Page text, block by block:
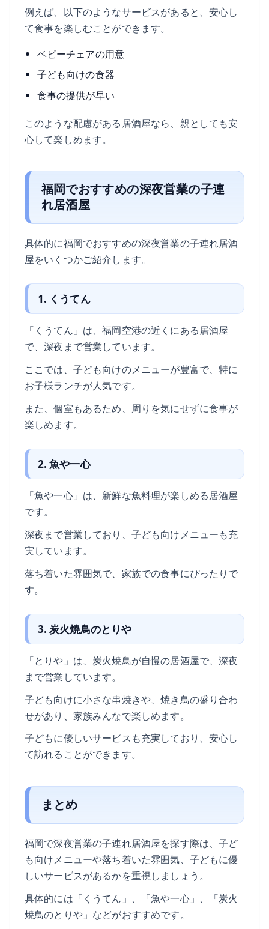
例えば、以下のようなサービスがあると、安心し
て食事を楽しむことができます。
ベビーチェアの用意
子ども向けの食器
食事の提供が早い
このような配慮がある居酒屋なら、親としても安
心して楽しめます。
福岡でおすすめの深夜営業の子連
れ居酒屋
具体的に福岡でおすすめの深夜営業の子連れ居酒
屋をいくつかご紹介します。
1. くうてん
「くうてん」は、福岡空港の近くにある居酒屋
で、深夜まで営業しています。
ここでは、子ども向けのメニューが豊富で、特に
お子様ランチが人気です。
また、個室もあるため、周りを気にせずに食事が
楽しめます。
2. 魚や一心
「魚や一心」は、新鮮な魚料理が楽しめる居酒屋
です。
深夜まで営業しており、子ども向けメニューも充
実しています。
落ち着いた雰囲気で、家族での食事にぴったりで
す。
3. 炭火焼鳥のとりや
「とりや」は、炭火焼鳥が自慢の居酒屋で、深夜
まで営業しています。
子ども向けに小さな串焼きや、焼き鳥の盛り合わ
せがあり、家族みんなで楽しめます。
子どもに優しいサービスも充実しており、安心し
て訪れることができます。
まとめ
福岡で深夜営業の子連れ居酒屋を探す際は、子ど
も向けメニューや落ち着いた雰囲気、子どもに優
しいサービスがあるかを重視しましょう。
具体的には「くうてん」、「魚や一心」、「炭火
焼鳥のとりや」などがおすすめです。